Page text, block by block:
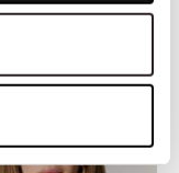
- AURORA